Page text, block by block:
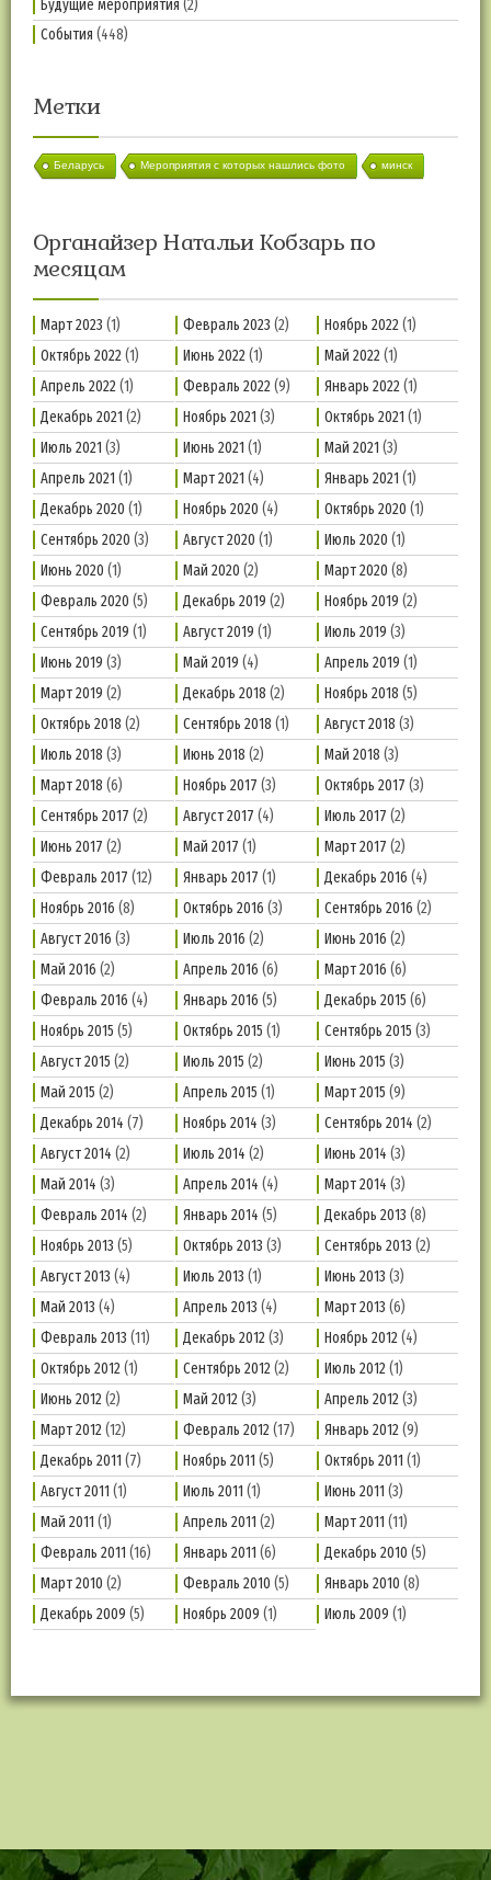
Будущие мероприятия (2)
События (448)
Метки
Беларусь Мероприятия с которых нашлись фото минск
Органайзер Натальи Кобзарь по
месяцам
Март 2023 (1) Февраль 2023 (2) Ноябрь 2022(1)
Октябрь 2022(1) Июнь 2022(1) Май 2022(1)
Апрель 2022(1) Февраль 2022(9) Январь 2022(1)
Декабрь 2021 (2) Ноябрь 2021 (3) Октябрь 2021 (1)
Июль 2021 (3) Июнь 2021 (1) Май 2021 (3)
Апрель 2021 (1) Март 2021 (4) Январь 2021 (1)
Декабрь 2020 (1) Ноябрь 2020 (4) Октябрь 2020 (1)
Сентябрь 2020 (3) Август 2020 (1) Июль 2020 (1)
Июнь 2020 (1) Май 2020 (2) Март 2020 (8)
Февраль 2020 (5) Декабрь 2019 (2) Ноябрь 2019 (2)
Сентябрь 2019 (1) Август 2019 (1) Июль 2019 (3)
Июнь 2019 (3) Май 2019 (4) Апрель 2019 (1)
Март 2019 (2) Декабрь 2018 (2) Ноябрь 2018 (5)
Октябрь 2018 (2) Сентябрь 2018 (1) Август 2018 (3)
Июль 2018 (3) Июнь 2018 (2) Май 2018 (3)
Март 2018 (6) Ноябрь 2017 (3) Октябрь 2017 (3)
Сентябрь 2017 (2) Август 2017 (4) Июль 2017 (2)
Июнь 2017 (2) Май 2017 (1) Март 2017 (2)
Февраль 2017 (12) Январь 2017 (1) Декабрь 2016 (4)
Ноябрь 2016 (8) Октябрь 2016 (3) Сентябрь 2016 (2)
Август 2016 (3) Июль 2016 (2) Июнь 2016 (2)
Май 2016 (2) Апрель 2016 (6) Март 2016 (6)
Февраль 2016 (4) Январь 2016 (5) Декабрь 2015 (6)
Ноябрь 2015 (5) Октябрь 2015 (1) Сентябрь 2015 (3)
Август 2015 (2) Июль 2015 (2) Июнь 2015 (3)
Май 2015 (2) Апрель 2015 (1) Март 2015 (9)
Декабрь 2014 (7) Ноябрь 2014 (3) Сентябрь 2014 (2)
Август 2014 (2) Июль 2014 (2) Июнь 2014 (3)
Май 2014 (3) Апрель 2014 (4) Март 2014 (3)
Февраль 2014 (2) Январь 2014 (5) Декабрь 2013 (8)
Ноябрь 2013 (5) Октябрь 2013 (3) Сентябрь 2013 (2)
Август 2013 (4) Июль 2013 (1) Июнь 2013 (3)
Май 2013 (4) Апрель 2013 (4) Март 2013 (6)
Февраль 2013 (11) Декабрь 2012(3) Ноябрь 2012(4)
Октябрь 2012(1) Сентябрь 2012(2) Июль 2012(1)
Июнь 2012(2) Май 2012(3) Апрель 2012(3)
Март 2012(12) Февраль 2012(17) Январь 2012(9)
Декабрь 2011 (7) Ноябрь 2011 (5) Октябрь 2011 (1)
Август 2011 (1) Июль 2011 (1) Июнь 2011 (3)
Май 2011 (1) Апрель 2011 (2) Март 2011 (11)
Февраль 2011 (16) Январь 2011 (6) Декабрь 2010 (5)
Март 2010 (2) Февраль 2010 (5) Январь 2010 (8)
Декабрь 2009 (5) Ноябрь 2009 (1) Июль 2009 (1)